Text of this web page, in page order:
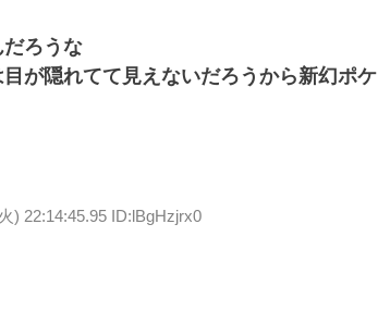
ろうな
が隠れてて見えないだろうから新幻ポケ
) 22:14:45.95 ID:lBgHzjrx0